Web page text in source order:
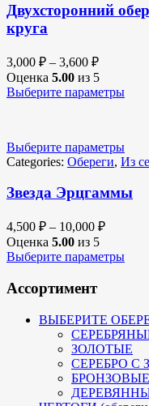
Двухсторонний
круга
3,000 ₽ – 3,600 ₽
Оценка 5.00 из 5
Выберите параметры
Выберите параметры
Categories: Обереги, Из
Звезда Эрцгаммы
4,500 ₽ – 10,000 ₽
Оценка 5.00 из 5
Выберите параметры
Ассортимент
ВЫБЕРИТЕ
ЗОЛОТЫЕ
СЕРЕБРО С
БРОНЗОВЫЕ